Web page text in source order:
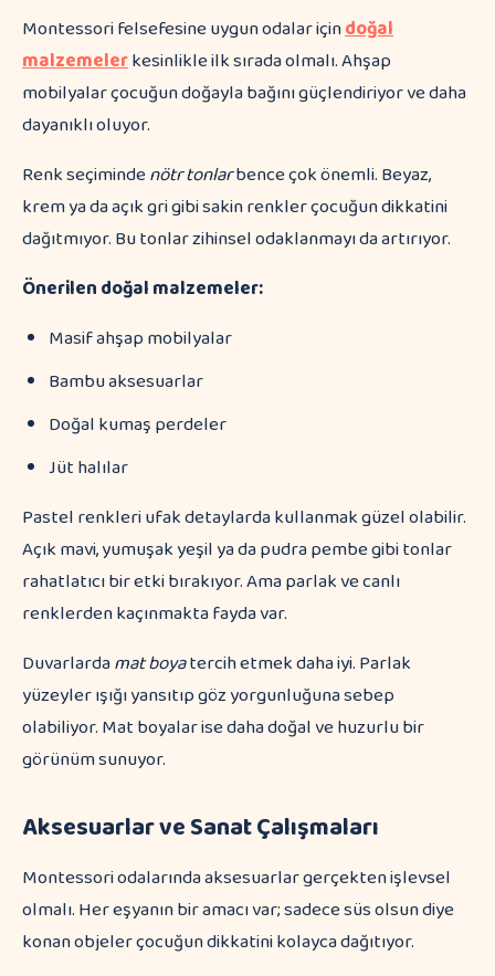
Montessori felsefesine uygun odalar içindoğal
malzemelerkesinlikle ilk sırada olmalı. Ahşap
mobilyalar çocuğun doğayla bağını güçlendiriyor ve daha
dayanıklı oluyor.
Renk seçimindenötr tonlarbence çok önemli. Beyaz,
krem ya da açık gri gibi sakin renkler çocuğun dikkatini
dağıtmıyor. Bu tonlar zihinsel odaklanmayı da artırıyor.
Önerilen doğal malzemeler:
Masif ahşap mobilyalar
Bambu aksesuarlar
Doğal kumaş perdeler
Jüt halılar
Pastel renkleri ufak detaylarda kullanmak güzel olabilir.
Açık mavi, yumuşak yeşil ya da pudra pembe gibi tonlar
rahatlatıcı bir etki bırakıyor. Ama parlak ve canlı
renklerden kaçınmakta fayda var.
Duvarlardamat boyatercih etmek daha iyi. Parlak
yüzeyler ışığı yansıtıp göz yorgunluğuna sebep
olabiliyor. Mat boyalar ise daha doğal ve huzurlu bir
görünüm sunuyor.
Aksesuarlar ve Sanat Çalışmaları
Montessori odalarında aksesuarlar gerçekten işlevsel
olmalı. Her eşyanın bir amacı var; sadece süs olsun diye
konan objeler çocuğun dikkatini kolayca dağıtıyor.